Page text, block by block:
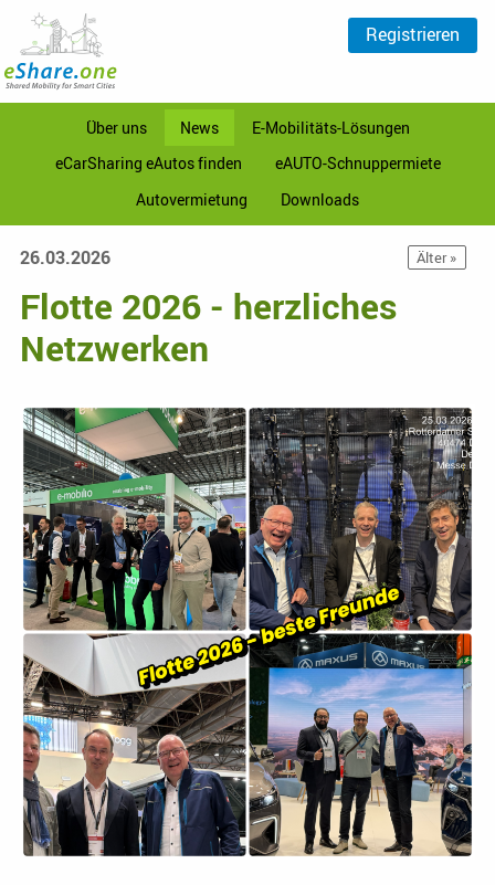
Über uns News
E-Mobilitäts-Lösungen
eCarSharing eAutos finden
eAUTO-Schnuppermiete
Autovermietung
Downloads
Registrieren
Älter »
26.03.2026
Flotte 2026 - herzliches
Netzwerken